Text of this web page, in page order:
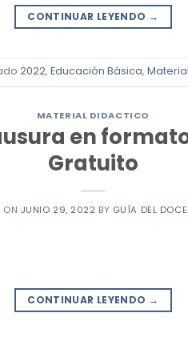
CONTINUAR LEYENDO →
2022, Educación Básica,
MATERIAL DIDACTICO
en
Gratuito
ON JUNIO 29, 2022 BY GUÍA DEL
CONTINUAR LEYENDO →